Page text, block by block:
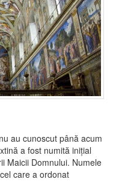
au cunoscut până acum
a fost numită inițial
Maicii Domnului. Numele
care a ordonat